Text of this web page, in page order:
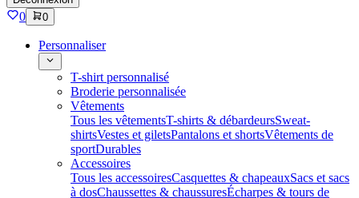
0 0
Personnaliser
T-shirt personnalisé
Broderie personnalisée
Vêtements
Tous les vêtementsT-shirts & débardeursSweat-
shirtsVestes et giletsPantalons et shortsVêtements de
sportDurables
Accessoires
Tous les accessoiresCasquettes & chapeauxSacs et sacs
à dosChaussettes & chaussuresÉcharpes & tours de